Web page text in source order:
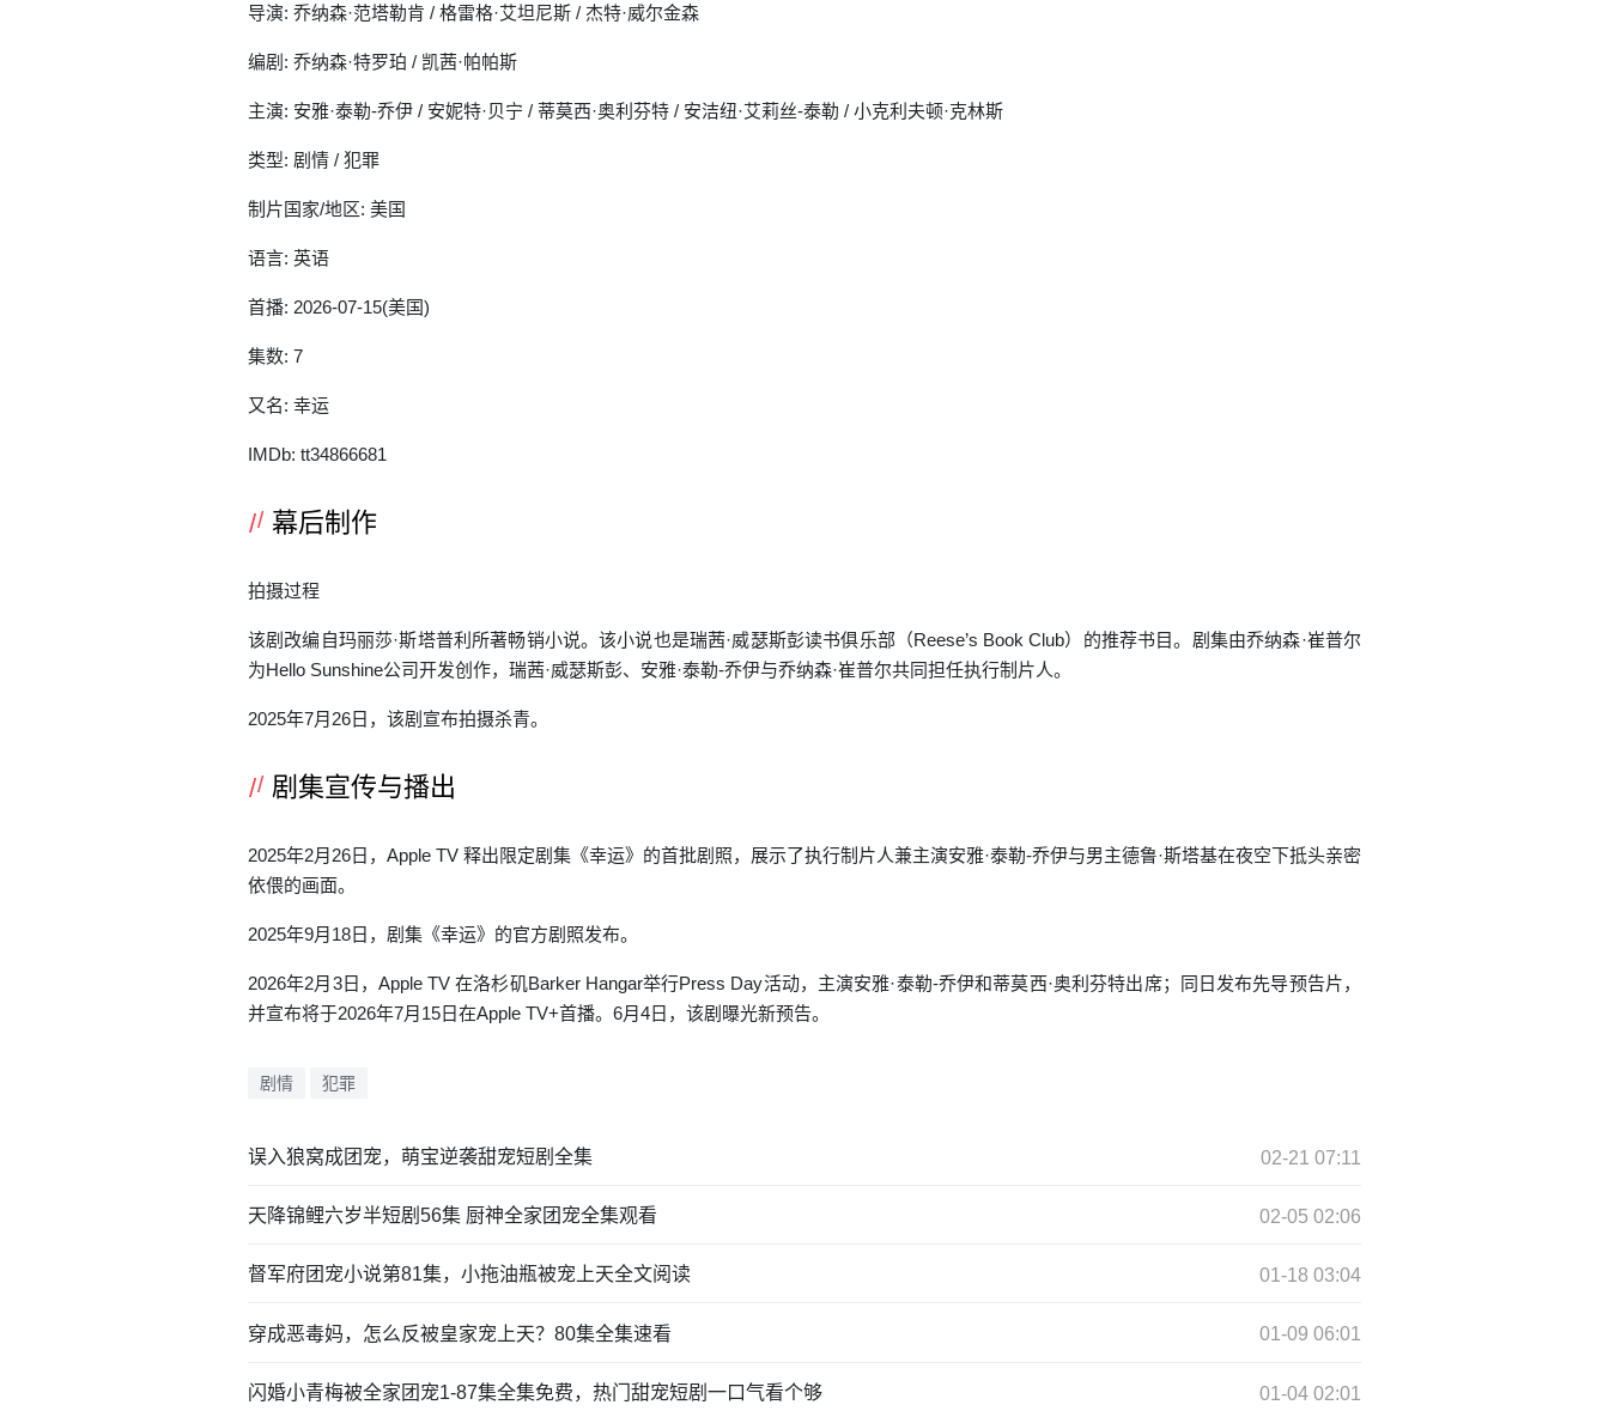
导演: 乔纳森·范塔勒肯 / 格雷格·艾坦尼斯 / 杰特·威尔金森
编剧: 乔纳森·特罗珀 / 凯茜·帕帕斯
主演: 安雅·泰勒-乔伊 / 安妮特·贝宁 / 蒂莫西·奥利芬特 / 安洁纽·艾莉丝-泰勒 / 小克利夫顿·克林斯
类型: 剧情 / 犯罪
制片国家/地区: 美国
语言: 英语
首播: 2026-07-15(美国)
集数: 7
又名: 幸运
IMDb: tt34866681
幕后制作
拍摄过程
该剧改编自玛丽莎·斯塔普利所著畅销小说。该小说也是瑞茜·威瑟斯彭读书俱乐部（Reese’s Book Club）的推荐书目。剧集由乔纳森·崔普尔
为Hello Sunshine公司开发创作，瑞茜·威瑟斯彭、安雅·泰勒-乔伊与乔纳森·崔普尔共同担任执行制片人。
2025年7月26日，该剧宣布拍摄杀青。
剧集宣传与播出
2025年2月26日，Apple TV 释出限定剧集《幸运》的首批剧照，展示了执行制片人兼主演安雅·泰勒-乔伊与男主德鲁·斯塔基在夜空下抵头亲密
依偎的画面。
2025年9月18日，剧集《幸运》的官方剧照发布。
2026年2月3日，Apple TV 在洛杉矶Barker Hangar举行Press Day活动，主演安雅·泰勒-乔伊和蒂莫西·奥利芬特出席；同日发布先导预告片，
并宣布将于2026年7月15日在Apple TV+首播。6月4日，该剧曝光新预告。
剧情 犯罪
误入狼窝成团宠，萌宝逆袭甜宠短剧全集 02-21 07:11
天降锦鲤六岁半短剧56集 厨神全家团宠全集观看 02-05 02:06
督军府团宠小说第81集，小拖油瓶被宠上天全文阅读 01-18 03:04
穿成恶毒妈，怎么反被皇家宠上天？80集全集速看 01-09 06:01
闪婚小青梅被全家团宠1-87集全集免费，热门甜宠短剧一口气看个够 01-04 02:01